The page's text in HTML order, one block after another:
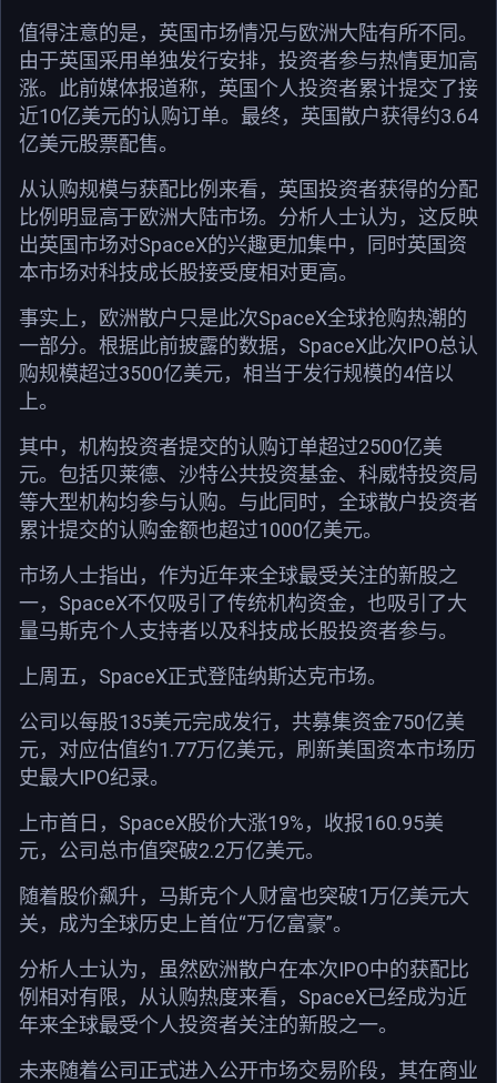
值得注意的是，英国市场情况与欧洲大陆有所不同。
由于英国采用单独发行安排，投资者参与热情更加高
涨。此前媒体报道称，英国个人投资者累计提交了接
近10亿美元的认购订单。最终，英国散户获得约3.64
亿美元股票配售。
从认购规模与获配比例来看，英国投资者获得的分配
比例明显高于欧洲大陆市场。分析人士认为，这反映
出英国市场对SpaceX的兴趣更加集中，同时英国资
本市场对科技成长股接受度相对更高。
事实上，欧洲散户只是此次SpaceX全球抢购热潮的
一部分。根据此前披露的数据，SpaceX此次IPO总认
购规模超过3500亿美元，相当于发行规模的4倍以
上。
其中，机构投资者提交的认购订单超过2500亿美
元。包括贝莱德、沙特公共投资基金、科威特投资局
等大型机构均参与认购。与此同时，全球散户投资者
累计提交的认购金额也超过1000亿美元。
市场人士指出，作为近年来全球最受关注的新股之
一，SpaceX不仅吸引了传统机构资金，也吸引了大
量马斯克个人支持者以及科技成长股投资者参与。
上周五，SpaceX正式登陆纳斯达克市场。
公司以每股135美元完成发行，共募集资金750亿美
元，对应估值约1.77万亿美元，刷新美国资本市场历
史最大IPO纪录。
上市首日，SpaceX股价大涨19%，收报160.95美
元，公司总市值突破2.2万亿美元。
随着股价飙升，马斯克个人财富也突破1万亿美元大
关，成为全球历史上首位“万亿富豪”。
分析人士认为，虽然欧洲散户在本次IPO中的获配比
例相对有限，从认购热度来看，SpaceX已经成为近
年来全球最受个人投资者关注的新股之一。
未来随着公司正式进入公开市场交易阶段，其在商业